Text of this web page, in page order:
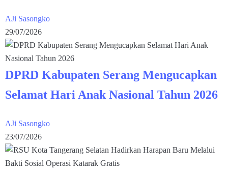
AJi Sasongko
29/07/2026
DPRD Kabupaten Serang Mengucapkan
Selamat Hari Anak Nasional Tahun 2026
AJi Sasongko
23/07/2026